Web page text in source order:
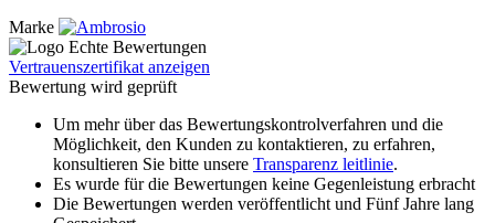
Marke
Vertrauenszertifikat anzeigen
Bewertung wird geprüft
Um mehr über das Bewertungskontrolverfahren und die
Möglichkeit, den Kunden zu kontaktieren, zu erfahren,
konsultieren Sie bitte unsere Transparenz leitlinie.
Es wurde für die Bewertungen keine Gegenleistung erbracht
Die Bewertungen werden veröffentlicht und Fünf Jahre lang